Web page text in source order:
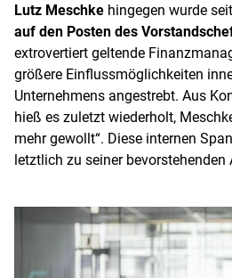
Lutz Meschke hingegen wurde
auf den Posten des
extrovertiert geltende
größere Einflussmöglichkeiten
Unternehmens angestrebt. Aus
hieß es zuletzt wiederholt,
mehr gewollt“. Diese internen
letztlich zu seiner